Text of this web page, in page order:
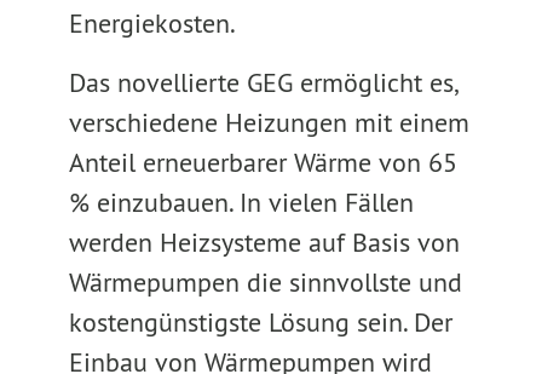
Energiekosten.
Das novellierte GEG ermöglicht es,
verschiedene Heizungen mit einem
Anteil erneuerbarer Wärme von 65
% einzubauen. In vielen Fällen
werden Heizsysteme auf Basis von
Wärmepumpen die sinnvollste und
kostengünstigste Lösung sein. Der
Einbau von Wärmepumpen wird